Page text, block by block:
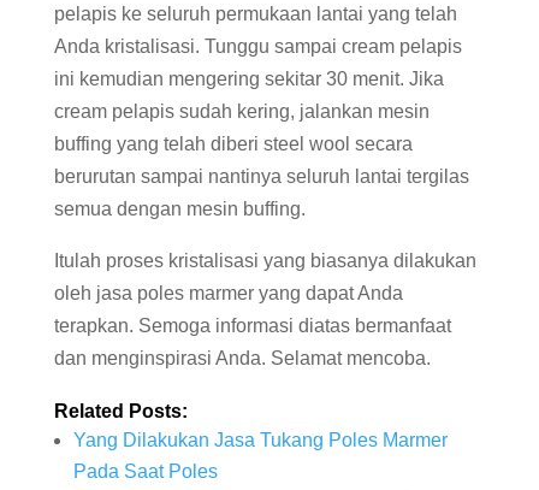
pelapis ke seluruh permukaan lantai yang telah
Anda kristalisasi. Tunggu sampai cream pelapis
ini kemudian mengering sekitar 30 menit. Jika
cream pelapis sudah kering, jalankan mesin
buffing yang telah diberi steel wool secara
berurutan sampai nantinya seluruh lantai tergilas
semua dengan mesin buffing.
Itulah proses kristalisasi yang biasanya dilakukan
oleh jasa poles marmer yang dapat Anda
terapkan. Semoga informasi diatas bermanfaat
dan menginspirasi Anda. Selamat mencoba.
Related Posts:
Yang Dilakukan Jasa Tukang Poles Marmer
Pada Saat Poles